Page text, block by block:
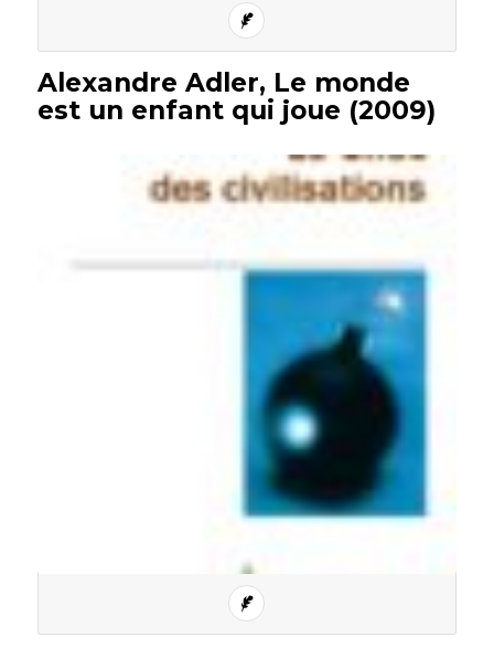
Alexandre Adler, Le monde
est un enfant qui joue (2009)